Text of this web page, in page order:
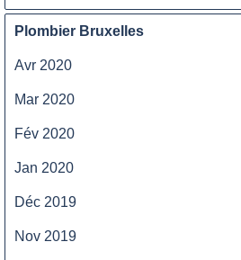
Plombier Bruxelles
Avr 2020
Mar 2020
Fév 2020
Jan 2020
Déc 2019
Nov 2019